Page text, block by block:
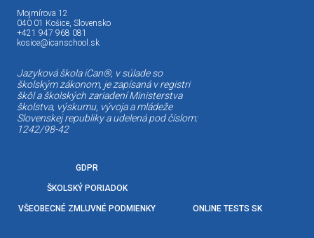
Mojmírova 12
040 01 Košice, Slovensko
+421 947 968 081
kosice@icanschool.sk
Jazyková škola iCan®, v súlade so
školským zákonom, je zapísaná v registri
škôl a školských zariadení Ministerstva
školstva, výskumu, vývoja a mládeže
Slovenskej republiky a udelená pod číslom:
1242/98-42
GDPR
ŠKOLSKÝ PORIADOK
VŠEOBECNÉ ZMLUVNÉ PODMIENKY ONLINE TESTS SK